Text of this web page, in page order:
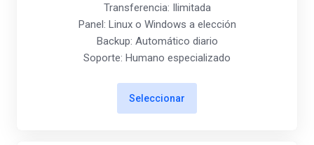
Transferencia: Ilimitada
Panel: Linux o Windows a elección
Backup: Automático diario
Soporte: Humano especializado
Seleccionar